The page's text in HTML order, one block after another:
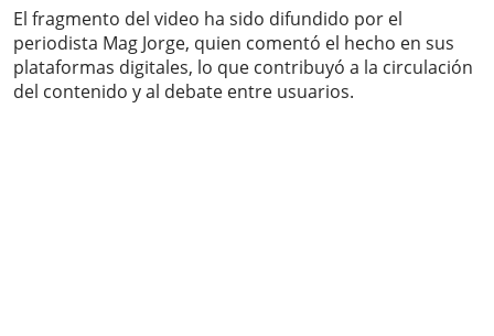
El fragmento del video ha sido difundido por el
periodista Mag Jorge, quien comentó el hecho en sus
plataformas digitales, lo que contribuyó a la circulación
del contenido y al debate entre usuarios.